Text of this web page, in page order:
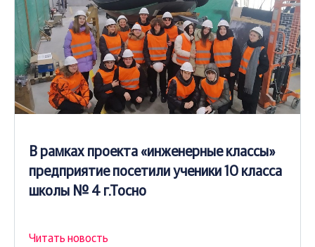
В рамках проекта «инженерные классы»
предприятие посетили ученики 10 класса
школы № 4 г.Тосно
Читать новость